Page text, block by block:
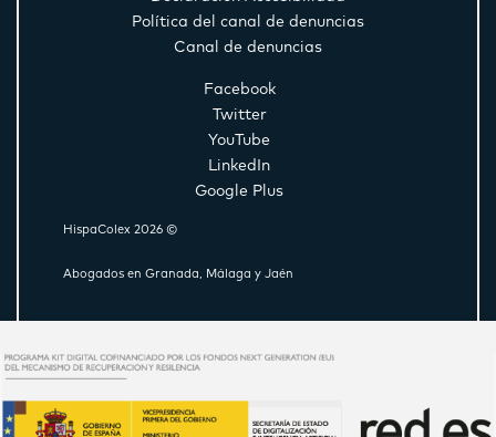
Política del canal de denuncias
Canal de denuncias
Facebook
Twitter
YouTube
LinkedIn
Google Plus
HispaColex 2026 ©
Abogados en Granada, Málaga y Jaén